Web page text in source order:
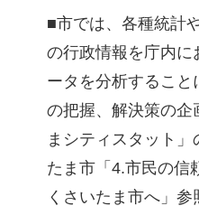
■市では、各種統計
の行政情報を庁内
ータを分析すること
の把握、解決策の企
まシティスタット
たま市「4.市民の信
くさいたま市へ」